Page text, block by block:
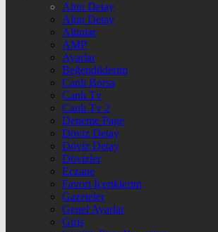
Altın Detay
Altın Detay
Altınlar
AMP
Ayarlar
Beğendiklerim
Canlı Borsa
Canlı Tv
Canlı Tv 2
Deneme Page
Döviz Detay
Döviz Detay
Dövizler
Eczane
Favori İçeriklerim
Gazeteler
Genel Ayarlar
Giriş